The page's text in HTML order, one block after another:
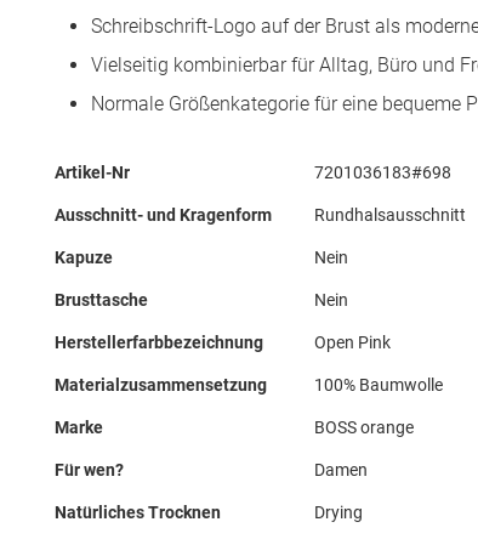
Schreibschrift-Logo auf der Brust als
Vielseitig kombinierbar für Alltag, Büro und
Normale Größenkategorie für eine bequeme
Mehr
Artikel-Nr 7201036183#698
Ausschnitt- und Kragenform Rundhalsausschnitt
Kapuze Nein
Brusttasche Nein
Herstellerfarbbezeichnung Open Pink
Materialzusammensetzung 100% Baumwolle
Marke BOSS orange
Für wen? Damen
Natürliches Trocknen Drying